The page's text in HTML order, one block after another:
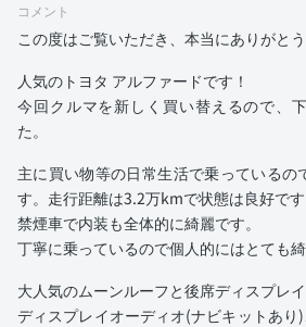
コメント
この度はご覧いただき、本当にありがとう
人気のトヨタ アルファードです！
今回クルマを新しく買い替えるので、
た。
主に買い物等の日常生活で乗っているの
す。走行距離は3.2万kmで状態は良好です
禁煙車で内装も全体的に綺麗です。
丁寧に乗っているので個人的にはとても綺
大人気のムーンルーフと後席ディスプレ
ディスプレイオーディオ(ナビキットあり